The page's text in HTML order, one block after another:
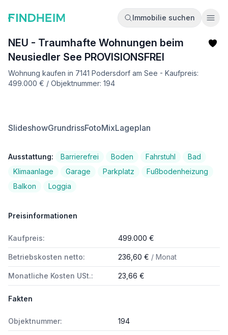
Immobilie suchen
NEU - Traumhafte Wohnungen beim
Neusiedler See PROVISIONSFREI
Wohnung kaufen in 7141 Podersdorf am See - Kaufpreis:
499.000 € / Objektnummer: 194
SlideshowGrundrissFotoMixLageplan
Ausstattung: Barrierefrei Boden Fahrstuhl
Bad
Klimaanlage
Garage Parkplatz
Fußbodenheizung
Balkon
Loggia
Preisinformationen
Kaufpreis: 499.000 €
Betriebskosten netto: 236,60 € / Monat
Monatliche Kosten USt.: 23,66 €
Fakten
Objektnummer: 194